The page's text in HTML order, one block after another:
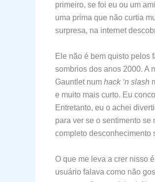
primeiro, se foi eu ou um
uma prima que não curtia
surpresa, na internet
Ele não é bem quisto pelos
sombrios dos anos 2000. A
Gauntlet num hack ‘n slash
e muito mais curto. Eu
Entretanto, eu o achei
para ver se o sentimento
completo desconhecimento
O que me leva a crer nisso
usuário falava como não